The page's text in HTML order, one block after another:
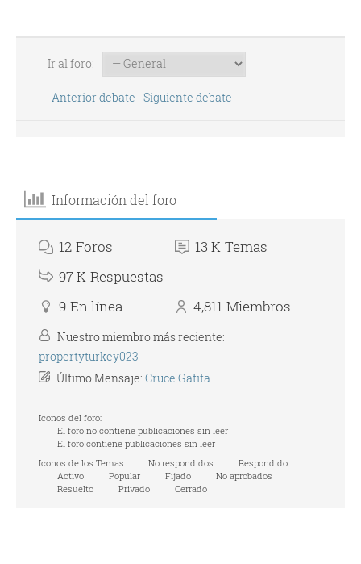
Ir al foro:
Anterior debate Siguiente debate
Información del foro
12 Foros 13 K Temas
97 K Respuestas
9 En línea 4,811 Miembros
Nuestro miembro más reciente:
propertyturkey023
Último Mensaje: Cruce Gatita
Iconos del foro:
El foro no contiene publicaciones sin leer
El foro contiene publicaciones sin leer
Iconos de los Temas:
No respondidos
Respondido
Activo
Popular Fijado
No aprobados
Resuelto
Privado Cerrado